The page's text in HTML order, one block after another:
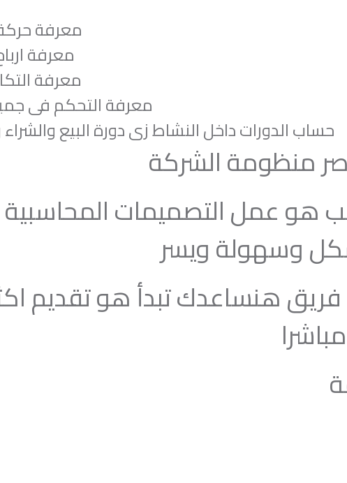
معرفة
حساب الدورات داخل النشاط زى دورة البيع
منظومة الشركة
هو عمل التصميمات المحاسبية
شكل وسهولة ويسر